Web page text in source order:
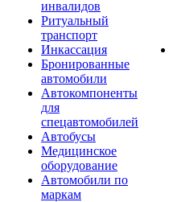
инвалидов
Ритуальный
транспорт
Инкассация
Бронированные
автомобили
Автокомпоненты
для
спецавтомобилей
Автобусы
Медицинское
оборудование
Автомобили по
маркам